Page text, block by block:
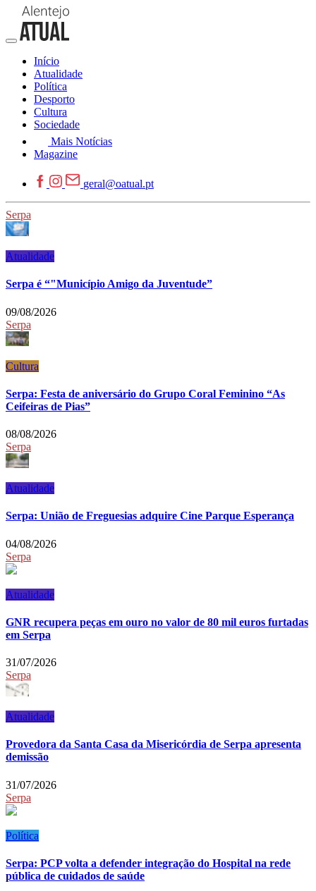
Início
Atualidade
Política
Desporto
Cultura
Sociedade
Mais Notícias
Magazine
geral@oatual.pt
Serpa
Atualidade
Serpa é “"Município Amigo da Juventude”
09/08/2026
Serpa
Cultura
Serpa: Festa de aniversário do Grupo Coral Feminino “As
Ceifeiras de Pias”
08/08/2026
Serpa
Atualidade
Serpa: União de Freguesias adquire Cine Parque Esperança
04/08/2026
Serpa
Atualidade
GNR recupera peças em ouro no valor de 80 mil euros furtadas
em Serpa
31/07/2026
Serpa
Atualidade
Provedora da Santa Casa da Misericórdia de Serpa apresenta
demissão
31/07/2026
Serpa
Política
Serpa: PCP volta a defender integração do Hospital na rede
pública de cuidados de saúde